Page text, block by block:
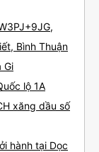
Bình Thuận
Gi
lộ 1A
xăng dầu số
hành tại Dọc